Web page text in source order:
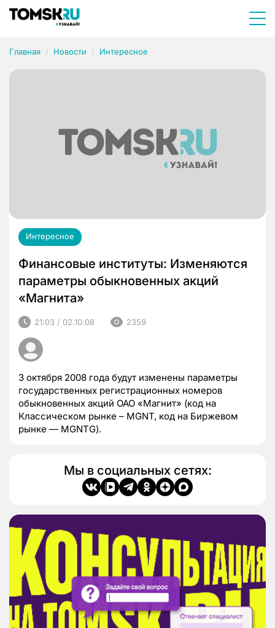
Главная Новости Интересное
Интересное
Финансовые институты: Изменяются
параметры обыкновенных акций
«Магнита»
21:03 / 02.10.08 2359
3 октября 2008 года будут изменены параметры
государственных регистрационных номеров
обыкновенных акций ОАО «Магнит» (код на
Классическом рынке – MGNT, код на Биржевом
рынке — MGNTG).
Мы в социальных сетях: